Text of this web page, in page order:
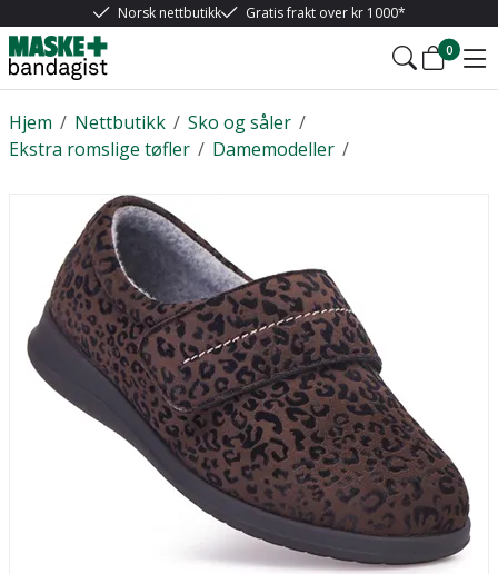
Norsk nettbutikk Gratis frakt over kr 1000*
0
/
Hjem /
Nettbutikk /
Sko og såler
/
Ekstra romslige tøfler /
Damemodeller